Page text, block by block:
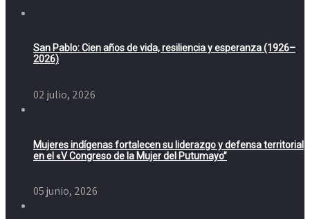
San Pablo: Cien años de vida, resiliencia y esperanza (1926–
2026)
02 julio, 2026
Mujeres indígenas fortalecen su liderazgo y defensa territorial
en el «V Congreso de la Mujer del Putumayo”
05 junio, 2026